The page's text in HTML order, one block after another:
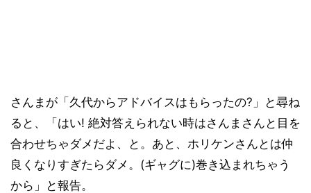
さんまが「久代からアドバイスはもらったの?」と尋ね
ると、「はい! 絶対答えられない時はさんまさんと目を
合わせちゃダメだよ、と。あと、ホリケンさんとは仲
良くなりすぎたらダメ。(ギャグに)巻き込まれちゃう
から」と報告。